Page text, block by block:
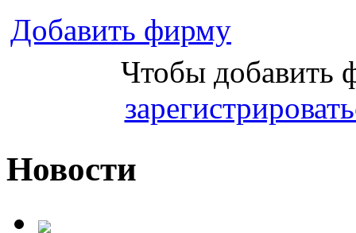
Добавить фирму
Чтобы добавить
Новости